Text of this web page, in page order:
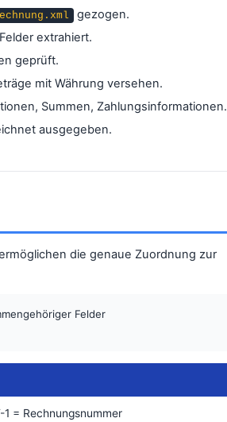
gezogen.
extrahiert.
geprüft.
mit Währung versehen.
Summen, Zahlungsinformationen.
ausgegeben.
die genaue Zuordnung zur
Felder
1 = Rechnungsnummer